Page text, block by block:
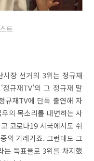
트
장 선거의 3위는 정규재
규재TV'의 그 정규재 말
규재TV에 단독 출연해 자
의 목소리를 대변하는 사
코로나19 시국에서도 쉬
의 기레기죠. 그런데도 그
는 득표율로 3위를 차지했